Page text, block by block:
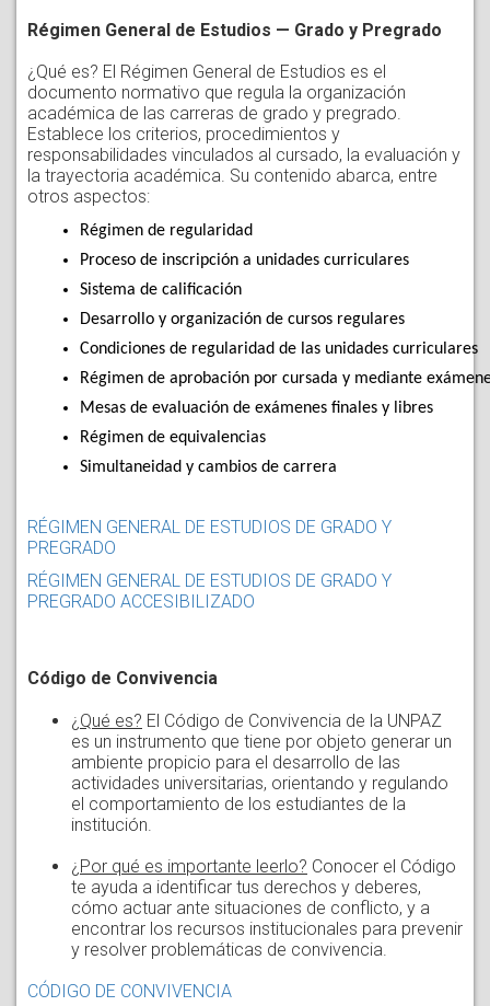
Régimen General de Estudios — Grado y Pregrado
¿Qué es? El Régimen General de Estudios es el
documento normativo que regula la organización
académica de las carreras de grado y pregrado.
Establece los criterios, procedimientos y
responsabilidades vinculados al cursado, la evaluación y
la trayectoria académica. Su contenido abarca, entre
otros aspectos:
Régimen de regularidad
Proceso de inscripción a unidades curriculares
Sistema de calificación
Desarrollo y organización de cursos regulares
Condiciones de regularidad de las unidades curriculares
Régimen de aprobación por cursada y mediante
Mesas de evaluación de exámenes finales y libres
Régimen de equivalencias
Simultaneidad y cambios de carrera
RÉGIMEN GENERAL DE ESTUDIOS DE GRADO Y
PREGRADO
RÉGIMEN GENERAL DE ESTUDIOS DE GRADO Y
PREGRADO ACCESIBILIZADO
Código de Convivencia
¿Qué es? El Código de Convivencia de la UNPAZ
es un instrumento que tiene por objeto generar un
ambiente propicio para el desarrollo de las
actividades universitarias, orientando y regulando
el comportamiento de los estudiantes de la
institución.
¿Por qué es importante leerlo? Conocer el Código
te ayuda a identificar tus derechos y deberes,
cómo actuar ante situaciones de conflicto, y a
encontrar los recursos institucionales para prevenir
y resolver problemáticas de convivencia.
CÓDIGO DE CONVIVENCIA